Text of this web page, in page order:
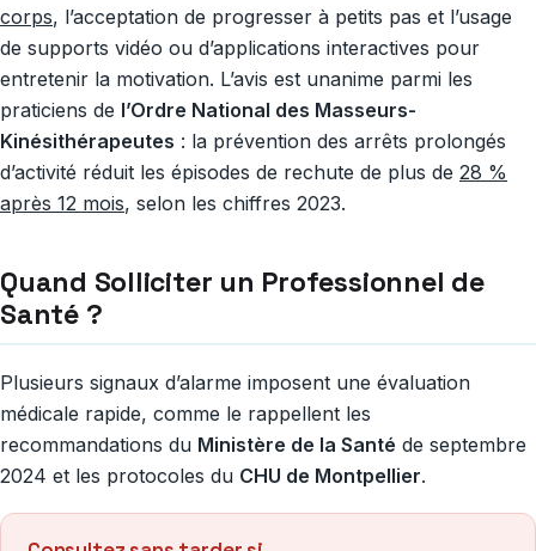
corps, l’acceptation de progresser à petits pas et l’usage
de supports vidéo ou d’applications interactives pour
entretenir la motivation. L’avis est unanime parmi les
praticiens de l’Ordre National des Masseurs-
Kinésithérapeutes : la prévention des arrêts prolongés
d’activité réduit les épisodes de rechute de plus de 28 %
après 12 mois, selon les chiffres 2023.
Quand Solliciter un Professionnel de
Santé ?
Plusieurs signaux d’alarme imposent une évaluation
médicale rapide, comme le rappellent les
recommandations du Ministère de la Santé de septembre
2024 et les protocoles du CHU de Montpellier.